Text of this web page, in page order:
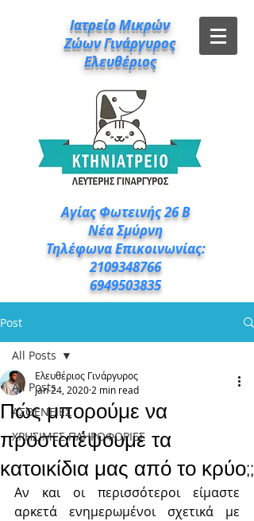
Ιατρείο Μικρών
Ζώων Γινάργυρος
Ελευθέριος
Αγίας Φωτεινής 26 Β
Νέα Σμύρνη
Τηλέφωνα Επικοινωνίας:
2109348766
6949503835
Post
All Posts
ΑΣΘΕΝΕΙΕΣ
ΧΡΗΣΙΜΕΣ ΠΛΗΡΟΦΟΡΙΕΣ
All Posts
Πώς μπορούμε να
προστατέψουμε τα
κατοικίδια μας από το κρύο;;
Ελευθέριος Γινάργυρος
Jan 24, 2020 2 min read
Αν και οι περισσότεροι είμαστε
αρκετά ενημερωμένοι σχετικά με